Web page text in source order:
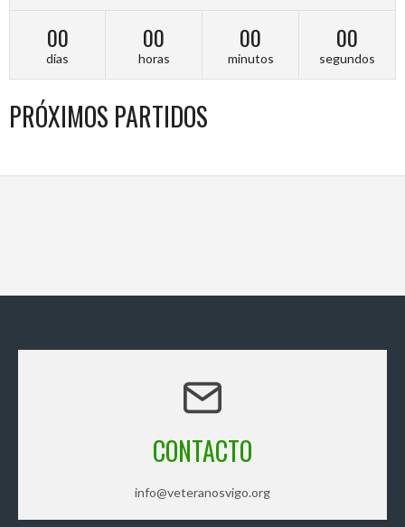
00
días
00
horas
00
minutos
00
segundos
PRÓXIMOS PARTIDOS
CONTACTO
info@veteranosvigo.org